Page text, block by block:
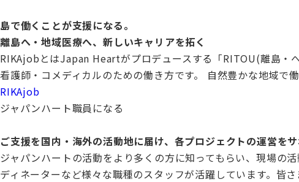
島で働くことが支援になる。
離島へ・地域医療へ、新しいキャリアを拓く
RIKAjobとはJapan Heartがプロデュースする「RITOU(離島・
看護師・コメディカルのための働き方です。 自然豊かな地域で
RIKAjob
ジャパンハート職員になる
ご支援を国内・海外の活動地に届け、各プロジェクトの運営をサ
ジャパンハートの活動をより多くの方に知ってもらい、現場の
ディネーターなど様々な職種のスタッフが活躍しています。皆